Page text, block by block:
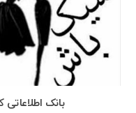
بانک